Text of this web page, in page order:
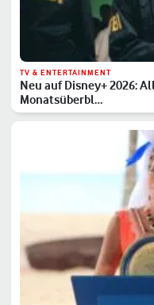
TV & ENTERTAINMENT
Neu auf Disney+ 2026:
Monatsüberbl…